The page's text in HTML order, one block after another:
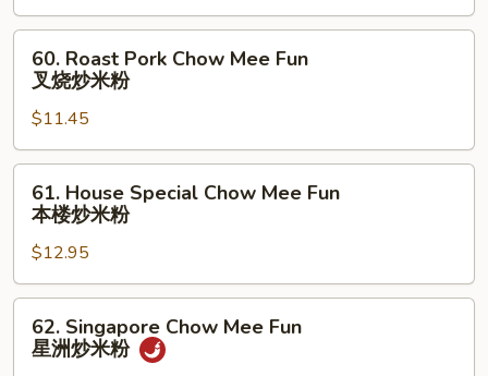
Fun
鸡
Roast
Pork
Chow
Mee
Fun
米
粉
60. Roast Pork Chow Mee Fun
叉烧炒米粉
$11.45
House
Special
Chow
Mee
Fun
61. House Special Chow Mee Fun
本楼炒米粉
$12.95
Singapore
Chow
62. Singapore Chow Mee Fun
星洲炒米粉